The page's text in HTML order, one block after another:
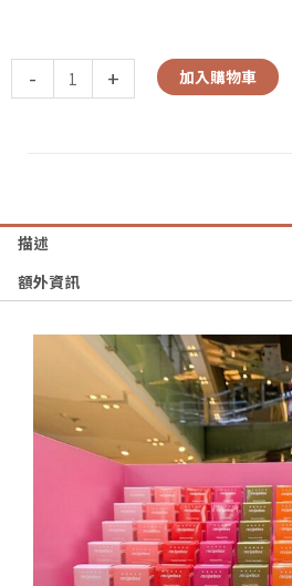
- + 加入購物車
描述
額外資訊